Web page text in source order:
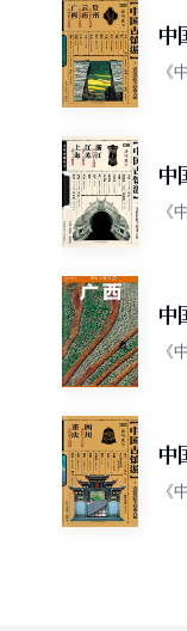
中
卷
《
中
卷
《
中
《
中
《